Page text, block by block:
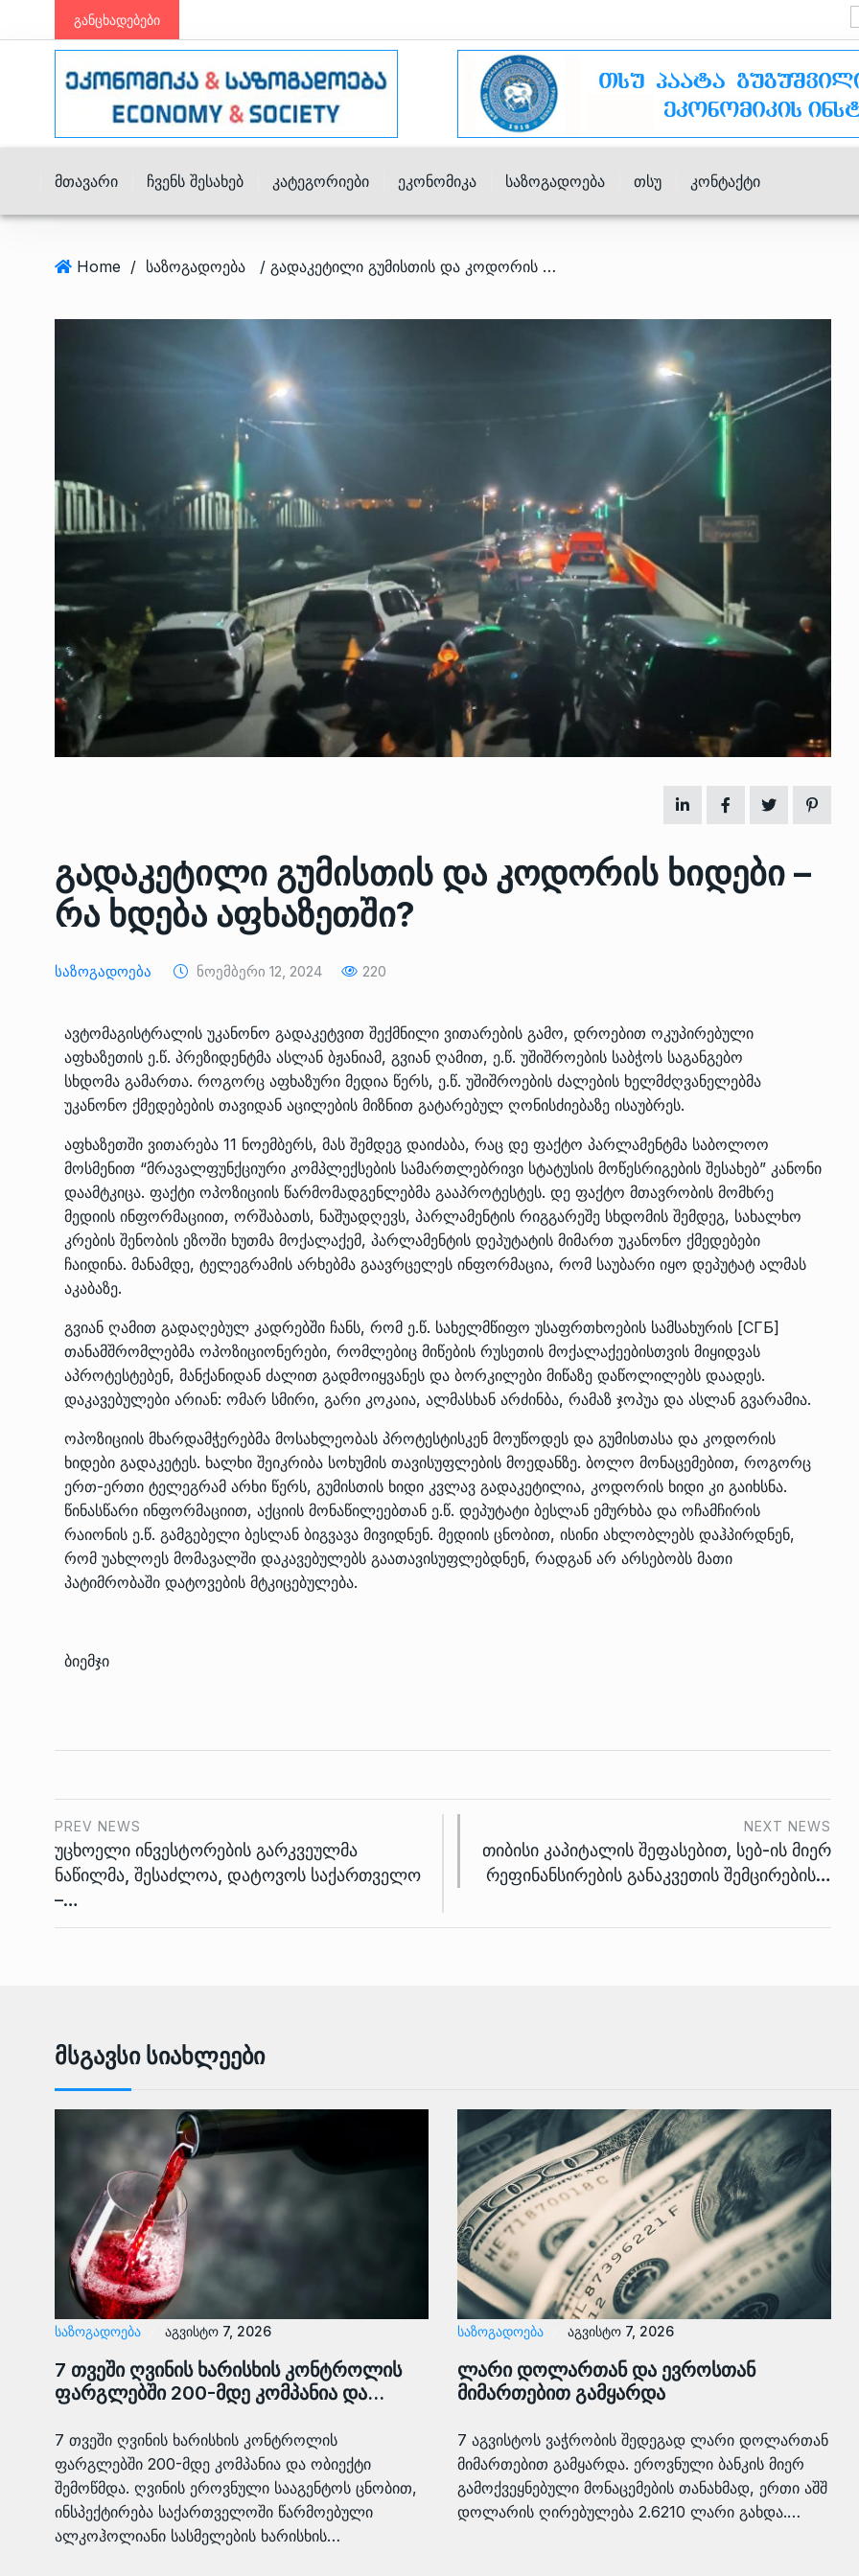
განცხადებები
Მთავარი Ჩვენს Შესახებ Კატეგორიები Ეკონომიკა Საზოგადოება Თსუ Კონტაქტი
Home / საზოგადოება / გადაკეტილი გუმისთის და კოდორის ხიდები – რა ხდება აფხაზეთში?
გადაკეტილი გუმისთის და კოდორის ხიდები –
რა ხდება აფხაზეთში?
Საზოგადოება Ნოემბერი 12, 2024 220
ავტომაგისტრალის უკანონო გადაკეტვით შექმნილი ვითარების გამო, დროებით ოკუპირებული
აფხაზეთის ე.წ. პრეზიდენტმა ასლან ბჟანიამ, გვიან ღამით, ე.წ. უშიშროების საბჭოს საგანგებო
სხდომა გამართა. როგორც აფხაზური მედია წერს, ე.წ. უშიშროების ძალების ხელმძღვანელებმა
უკანონო ქმედებების თავიდან აცილების მიზნით გატარებულ ღონისძიებაზე ისაუბრეს.
აფხაზეთში ვითარება 11 ნოემბერს, მას შემდეგ დაიძაბა, რაც დე ფაქტო პარლამენტმა საბოლოო
მოსმენით “მრავალფუნქციური კომპლექსების სამართლებრივი სტატუსის მოწესრიგების შესახებ” კანონი
დაამტკიცა. ფაქტი ოპოზიციის წარმომადგენლებმა გააპროტესტეს. დე ფაქტო მთავრობის მომხრე
მედიის ინფორმაციით, ორშაბათს, ნაშუადღევს, პარლამენტის რიგგარეშე სხდომის შემდეგ, სახალხო
კრების შენობის ეზოში ხუთმა მოქალაქემ, პარლამენტის დეპუტატის მიმართ უკანონო ქმედებები
ჩაიდინა. მანამდე, ტელეგრამის არხებმა გაავრცელეს ინფორმაცია, რომ საუბარი იყო დეპუტატ ალმას
აკაბაზე.
გვიან ღამით გადაღებულ კადრებში ჩანს, რომ ე.წ. სახელმწიფო უსაფრთხოების სამსახურის [СГБ]
თანამშრომლებმა ოპოზიციონერები, რომლებიც მიწების რუსეთის მოქალაქეებისთვის მიყიდვას
აპროტესტებენ, მანქანიდან ძალით გადმოიყვანეს და ბორკილები მიწაზე დაწოლილებს დაადეს.
დაკავებულები არიან: ომარ სმირი, გარი კოკაია, ალმასხან არძინბა, რამაზ ჯოპუა და ასლან გვარამია.
ოპოზიციის მხარდამჭერებმა მოსახლეობას პროტესტისკენ მოუწოდეს და გუმისთასა და კოდორის
ხიდები გადაკეტეს. ხალხი შეიკრიბა სოხუმის თავისუფლების მოედანზე. ბოლო მონაცემებით, როგორც
ერთ-ერთი ტელეგრამ არხი წერს, გუმისთის ხიდი კვლავ გადაკეტილია, კოდორის ხიდი კი გაიხსნა.
წინასწარი ინფორმაციით, აქციის მონაწილეებთან ე.წ. დეპუტატი ბესლან ემურხბა და ოჩამჩირის
რაიონის ე.წ. გამგებელი ბესლან ბიგვავა მივიდნენ. მედიის ცნობით, ისინი ახლობლებს დაჰპირდნენ,
რომ უახლოეს მომავალში დაკავებულებს გაათავისუფლებდნენ, რადგან არ არსებობს მათი
პატიმრობაში დატოვების მტკიცებულება.
ბიემჯი
PREV NEWS
უცხოელი ინვესტორების გარკვეულმა
ნაწილმა, შესაძლოა, დატოვოს საქართველო
–…
NEXT NEWS
თიბისი კაპიტალის შეფასებით, სებ-ის მიერ
რეფინანსირების განაკვეთის შემცირების…
6
ოთარ შამუგია ბაქოში გამართულ
მინისტერიალზე სიტყვით…
ᲔᲙᲝᲜᲝᲛᲘᲙᲐ 10/05/2022
სამსახურის…
ᲔᲙᲝᲜᲝᲛᲘᲙᲐ 10/05/2022
8
საქართველოს რკინიგზის
დერეფნის…
9
თბილისის ზაქარია ფალიაშვილის
სახელობის ოპერისა და
ბალეტის…
10
თბილისის ზაქარია ფალიაშვილის
სახელობის ოპერისა და
ბალეტის…
ᲙᲣᲚᲢᲣᲠᲐ 13/05/2022
11
ზურაბ აზარაშვილი:
„სოციალურად დაუცველთა
დასაქმების პროგრამაში,…
ᲠᲔᲒᲘᲝᲜᲔᲑᲘ 13/05/2022
14
პრემიერ-მინისტრი ირაკლი
ღარიბაშვილი ოზურგეთის
ტექნოპარკში სტარტაპერებს…
ᲒᲐᲜᲐᲗᲚᲔᲑᲐ
15
პრემიერ-მინისტრმა ირაკლი
ღარიბაშვილმა ახლად
რეაბილიტირებული
ᲒᲐᲜᲐᲗᲚᲔᲑᲐ 15/05/2022
Მსგავსი Სიახლეები
ᲡᲐᲖᲝᲒᲐᲓᲝᲔᲑᲐ აგვისტო 7, 2026
7 თვეში ღვინის ხარისხის კონტროლის
ფარგლებში 200-მდე კომპანია და…
7 თვეში ღვინის ხარისხის კონტროლის
ფარგლებში 200-მდე კომპანია და ობიექტი
შემოწმდა. ღვინის ეროვნული სააგენტოს ცნობით,
ინსპექტირება საქართველოში წარმოებული
ალკოჰოლიანი სასმელების ხარისხის…
ᲡᲐᲖᲝᲒᲐᲓᲝᲔᲑᲐ აგვისტო 7, 2026
ლარი დოლართან და ევროსთან
მიმართებით გამყარდა
7 აგვისტოს ვაჭრობის შედეგად ლარი დოლართან
მიმართებით გამყარდა. ეროვნული ბანკის მიერ
გამოქვეყნებული მონაცემების თანახმად, ერთი აშშ
დოლარის ღირებულება 2.6210 ლარი გახდა.…